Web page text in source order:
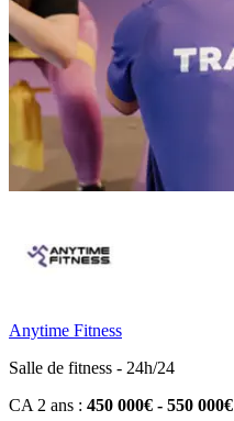
Anytime Fitness
Salle de fitness - 24h/24
CA 2 ans : 450 000€ - 550 000€